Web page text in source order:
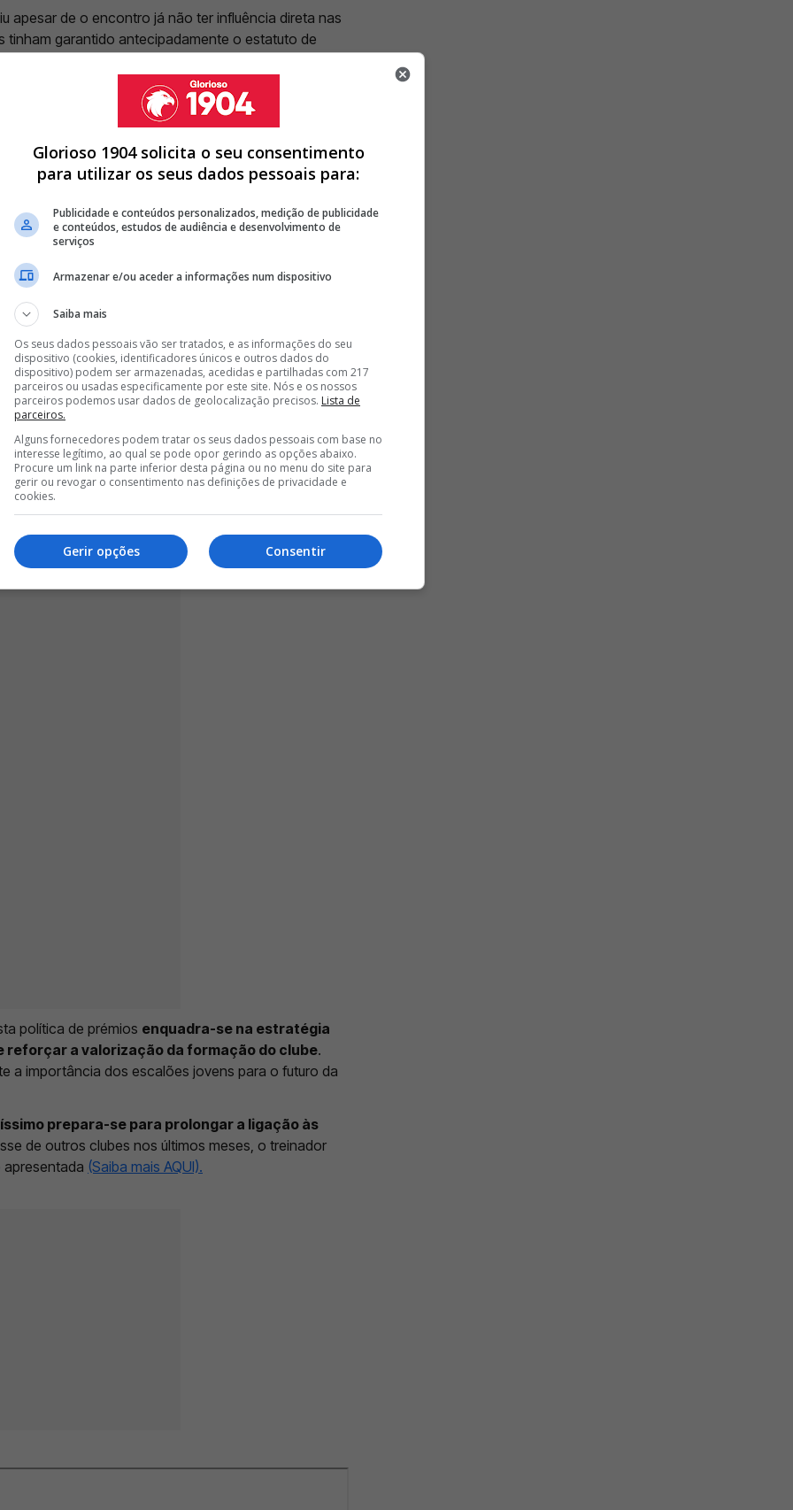
apesar de o encontro já não ter influência direta nas
garantido antecipadamente o estatuto de
um prémio adicional de 15 mil euros
POR FIGURA NUCLEAR DO BENFICA
BENFICA: "TENTA JUSTIFICAR INSUCESSOS COM LANCES DE
RUI COSTA E VILLAS BOAS VÃO ASSISTIR AO BENFICA -
< >
na campanha da formação secundária
liderada porVillas-Boas poderá ter
relativamente ao prémio associado ao encontro
mais de 40 atletas ao longo da época, embora
da formação principal.
política de prémios enquadra-se na estratégia
reforçar a valorização da formação do clube.
a importância dos escalões jovens para o futuro da
prepara-se para prolongar a ligação às
de outros clubes nos últimos meses, o treinador
(Saiba mais AQUI).
Glorioso 1904 solicita o seu consentimento
para utilizar os seus dados pessoais para:
Publicidade e conteúdos personalizados, medição de publicidade
e conteúdos, estudos de audiência e desenvolvimento de
serviços
Armazenar e/ou aceder a informações num dispositivo
Saiba mais
Os seus dados pessoais vão ser tratados, e as informações do seu
dispositivo (cookies, identificadores únicos e outros dados do
dispositivo) podem ser armazenadas, acedidas e partilhadas com 217
parceiros ou usadas especificamente por este site. Nós e os nossos
parceiros podemos usar dados de geolocalização precisos. Lista de
parceiros.
Alguns fornecedores podem tratar os seus dados pessoais com base no
interesse legítimo, ao qual se pode opor gerindo as opções abaixo.
Procure um link na parte inferior desta página ou no menu do site para
gerir ou revogar o consentimento nas definições de privacidade e
cookies.
Consentir
Gerir opções